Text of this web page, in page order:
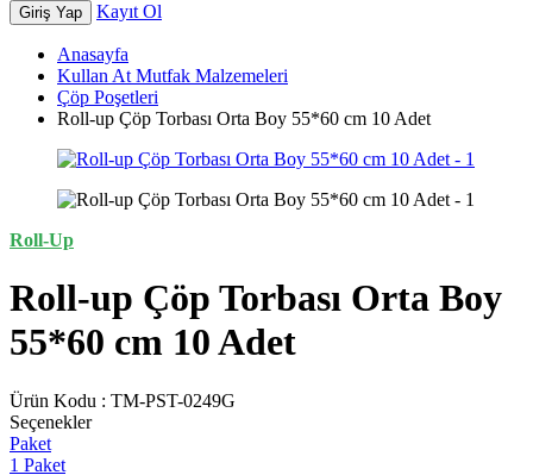
Giriş Yap Kayıt Ol
Anasayfa
Kullan At Mutfak Malzemeleri
Çöp Poşetleri
Roll-up Çöp Torbası Orta Boy 55*60 cm 10 Adet
Roll-Up
Roll-up Çöp Torbası Orta Boy
55*60 cm 10 Adet
Ürün Kodu : TM-PST-0249G
Seçenekler
Paket
1 Paket